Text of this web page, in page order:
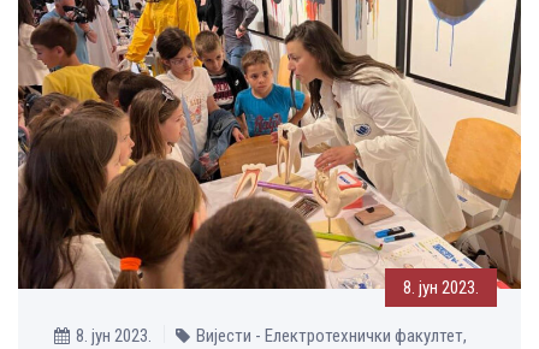
8. јун 2023.
8. јун 2023.
Вијести - Електротехнички факултет,